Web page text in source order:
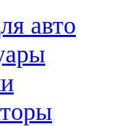
авто